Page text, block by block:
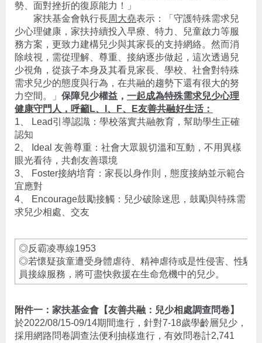
勢、面對挫折的復原能力！」
家扶基金會執行長周大堯表示：「守護特殊需求兒
少心理健康，家扶持續投入早療、特力、兒童啟力等服
務方案，更致力建構兒少與其家長的支持網絡。然而消
除歧視，需從理解、尊重、接納逐步做起，這次透過兒
少視角，從孩子本身及其看見家長、學校、社會對特殊
需求兒少的態度與行為，在共融的趨勢下還有很大的努
力空間。」 保障兒少權益， 一起成為特殊需求兒少心理
健康守門人，呼籲L、I、F、E友善共融好生活：
1、 Lead引導認識：學校落實共融教育，幫助學生正確
認知
2、 Ideal 友善尊重：社會大眾親切溫和互動，不用異樣
眼光看待，共創友善環境
3、 Foster接納培育：家長以身作則，態度接納並示範合
宜應對
4、 Encourage鼓勵接觸：兒少破除迷思，鼓勵與特殊需
求兒少相處、交友
◎反霸凌專線1953
◎若懷疑孩童遭受身體虐待、精神虐待或是性侵害、性騷
員接線服務，將可盡快救援在生命危機中的兒少。
附件一：家扶基金會【友善共融：兒少相處調查問卷】
於2022/08/15-09/14期間進行，針對7-18歲學齡層兒少，
採用網路問卷調查法便利抽樣進行，有效問卷計2,741